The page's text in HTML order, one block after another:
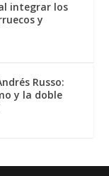
integrar los
y
Russo:
y la doble